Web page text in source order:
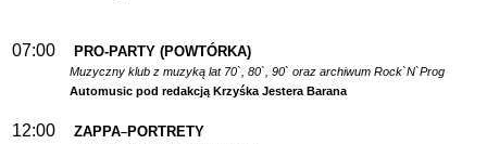
07:00 PRO-PARTY (POWTÓRKA)
Muzyczny klub z muzyką lat 70`, 80`, 90` oraz archiwum Rock`N`Prog
Automusic pod redakcją Krzyśka Jestera Barana
12:00 ZAPPA–PORTRETY